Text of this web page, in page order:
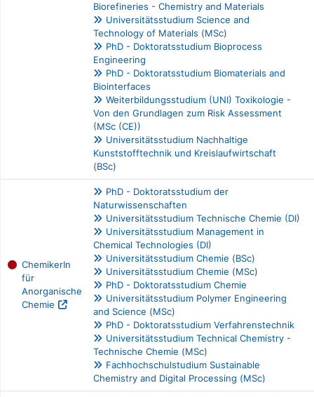
Biorefineries - Chemistry and Materials
Universitätsstudium Science and
Technology of Materials (MSc)
PhD - Doktoratsstudium Bioprocess
Engineering
PhD - Doktoratsstudium Biomaterials and
Biointerfaces
Weiterbildungsstudium (UNI) Toxikologie -
Von den Grundlagen zum Risk Assessment
(MSc (CE))
Universitätsstudium Nachhaltige
Kunststofftechnik und Kreislaufwirtschaft
(BSc)
ChemikerIn
für
Anorganische
Chemie
PhD - Doktoratsstudium der
Naturwissenschaften
Universitätsstudium Technische Chemie (DI)
Universitätsstudium Management in
Chemical Technologies (DI)
Universitätsstudium Chemie (BSc)
Universitätsstudium Chemie (MSc)
PhD - Doktoratsstudium Chemie
Universitätsstudium Polymer Engineering
and Science (MSc)
PhD - Doktoratsstudium Verfahrenstechnik
Universitätsstudium Technical Chemistry -
Technische Chemie (MSc)
Fachhochschulstudium Sustainable
Chemistry and Digital Processing (MSc)